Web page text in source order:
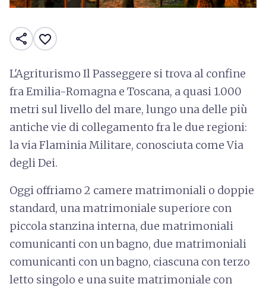
share favorite_border
L'Agriturismo Il Passeggere si trova al confine
fra Emilia-Romagna e Toscana, a quasi 1.000
metri sul livello del mare, lungo una delle più
antiche vie di collegamento fra le due regioni:
la via Flaminia Militare, conosciuta come Via
degli Dei.
Oggi offriamo 2 camere matrimoniali o doppie
standard, una matrimoniale superiore con
piccola stanzina interna, due matrimoniali
comunicanti con un bagno, due matrimoniali
comunicanti con un bagno, ciascuna con terzo
letto singolo e una suite matrimoniale con